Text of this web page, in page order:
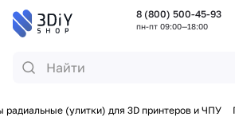
8 (800) 500-45-93
пн-пт 09:00—18:00
радиальные (улитки) для 3D принтеров и ЧПУ